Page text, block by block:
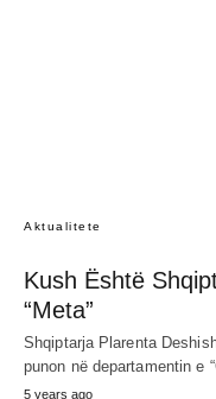
Aktualitete
Kush Është
“Meta”
Shqiptarja Plarenta
punon në departamentin e
5 years ago